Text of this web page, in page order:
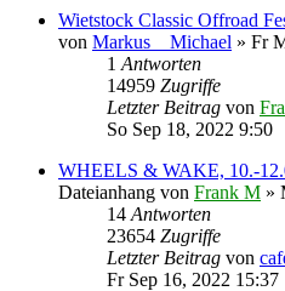
Wietstock Classic Offroad
von Markus__Michael » Fr
1 Antworten
14959 Zugriffe
Letzter Beitrag von
So Sep 18, 2022 9:50
WHEELS & WAKE, 10.-
Dateianhang von Frank M »
14 Antworten
23654 Zugriffe
Letzter Beitrag von
Fr Sep 16, 2022 15:37